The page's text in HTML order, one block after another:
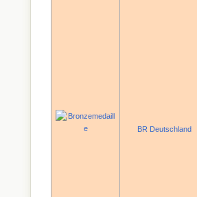
BR Deutschland